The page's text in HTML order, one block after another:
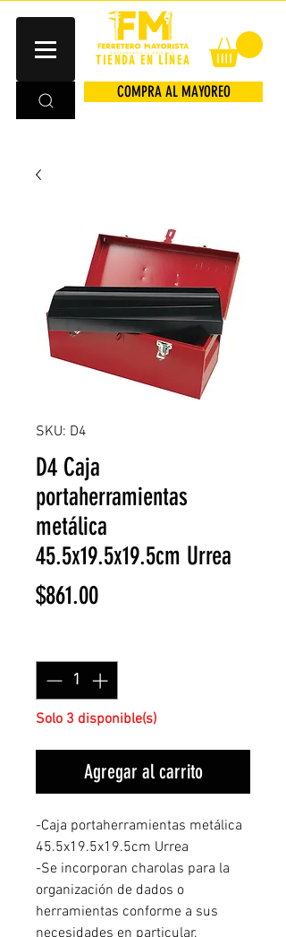
TIENDA EN LÍNEA
COMPRA AL MAYOREO
SKU: D4
D4 Caja
portaherramientas
metálica
45.5x19.5x19.5cm Urrea
$861.00Precio
Solo 3 disponible(s)
Agregar al carrito
-Caja portaherramientas metálica
45.5x19.5x19.5cm Urrea
-Se incorporan charolas para la
organización de dados o
herramientas conforme a sus
necesidades en particular.